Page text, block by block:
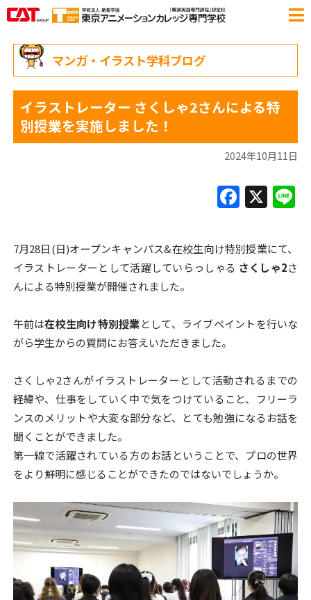
マンガ・イラスト学科ブログ
イラストレーター さくしゃ2さんによる特
別授業を実施しました！
2024年10月11日
F
a
c
e
o
X
7月28日(日)オープンキャンパス&在校生向け特別授業にて、
イラストレーターとして活躍していらっしゃる さくしゃ2さ
んによる特別授業が開催されました。
午前は在校生向け特別授業として、ライブペイントを行いな
がら学生からの質問にお答えいただきました。
さくしゃ2さんがイラストレーターとして活動されるまでの
経緯や、仕事をしていく中で気をつけていること、フリーラ
ンスのメリットや大変な部分など、とても勉強になるお話を
聞くことができました。
第一線で活躍されている方のお話ということで、プロの世界
をより鮮明に感じることができたのではないでしょうか。